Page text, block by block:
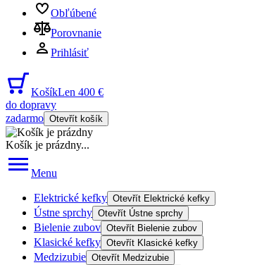
Obľúbené
Porovnanie
Prihlásiť
KošíkLen 400 €
do dopravy
zadarmo Otevřít košík
Košík je prázdny...
Menu
Elektrické kefky Otevřít Elektrické kefky
Ústne sprchy Otevřít Ústne sprchy
Bielenie zubov Otevřít Bielenie zubov
Klasické kefky Otevřít Klasické kefky
Medzizubie Otevřít Medzizubie